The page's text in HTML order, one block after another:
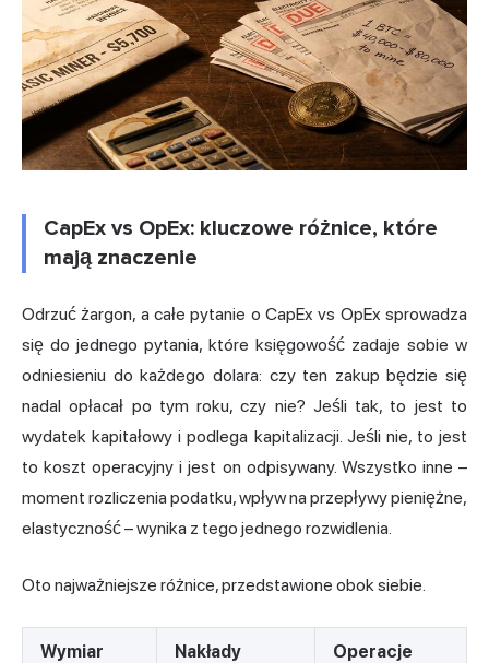
CapEx vs OpEx: kluczowe różnice, które
mają znaczenie
Odrzuć żargon, a całe pytanie o CapEx vs OpEx sprowadza
się do jednego pytania, które księgowość zadaje sobie w
odniesieniu do każdego dolara: czy ten zakup będzie się
nadal opłacał po tym roku, czy nie? Jeśli tak, to jest to
wydatek kapitałowy i podlega kapitalizacji. Jeśli nie, to jest
to koszt operacyjny i jest on odpisywany. Wszystko inne –
moment rozliczenia podatku, wpływ na przepływy pieniężne,
elastyczność – wynika z tego jednego rozwidlenia.
Oto najważniejsze różnice, przedstawione obok siebie.
Wymiar Nakłady Operacje